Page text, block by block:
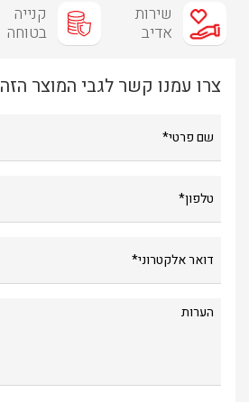
שירות
אדיב
קנייה
בטוחה
צרו עמנו קשר לגבי המוצר הזה